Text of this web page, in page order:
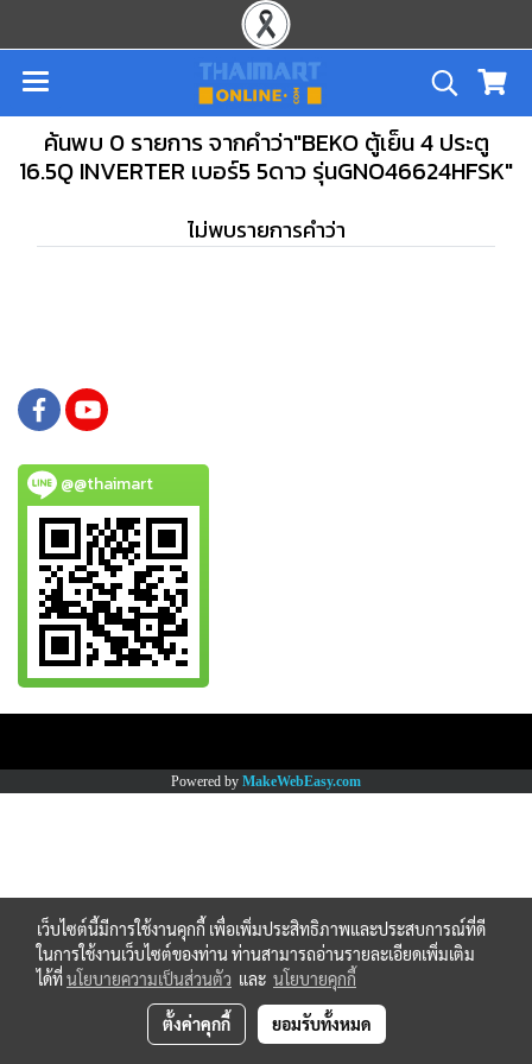
ค้นพบ 0 รายการ จากคำว่า"BEKO ตู้เย็น 4 ประตู
16.5Q INVERTER เบอร์5 5ดาว รุ่นGNO46624HFSK"
ไม่พบรายการคำว่า
@@thaimart
Powered by MakeWebEasy.com
เว็บไซต์นี้มีการใช้งานคุกกี้ เพื่อเพิ่มประสิทธิภาพและประสบการณ์ที่ดี
ในการใช้งานเว็บไซต์ของท่าน ท่านสามารถอ่านรายละเอียดเพิ่มเติม
ได้ที่นโยบายความเป็นส่วนตัว และ นโยบายคุกกี้
ตั้งค่าคุกกี้ ยอมรับทั้งหมด